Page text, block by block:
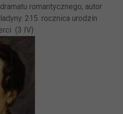
romantycznego, autor
215. rocznica urodzin
(3 IV)